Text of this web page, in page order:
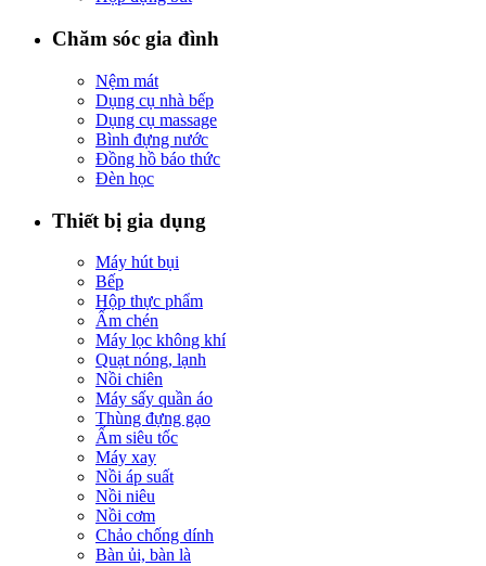
Chăm sóc gia đình
Nệm mát
Dụng cụ nhà bếp
Dụng cụ massage
Bình đựng nước
Đồng hồ báo thức
Đèn học
Thiết bị gia dụng
Máy hút bụi
Bếp
Hộp thực phẩm
Ấm chén
Máy lọc không khí
Quạt nóng, lạnh
Nồi chiên
Máy sấy quần áo
Thùng đựng gạo
Ấm siêu tốc
Máy xay
Nồi áp suất
Nồi niêu
Nồi cơm
Chảo chống dính
Bàn ủi, bàn là